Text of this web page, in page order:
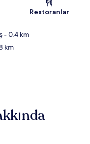
Restoranlar
- 0.4 km
km